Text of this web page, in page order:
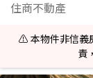
住商不動產
⚠️ 本物件非信義
責